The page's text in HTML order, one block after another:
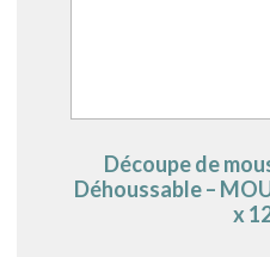
Découpe de
Déhoussable –
x